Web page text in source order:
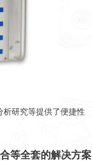
研究等提供了便捷性
等全套的解决方案